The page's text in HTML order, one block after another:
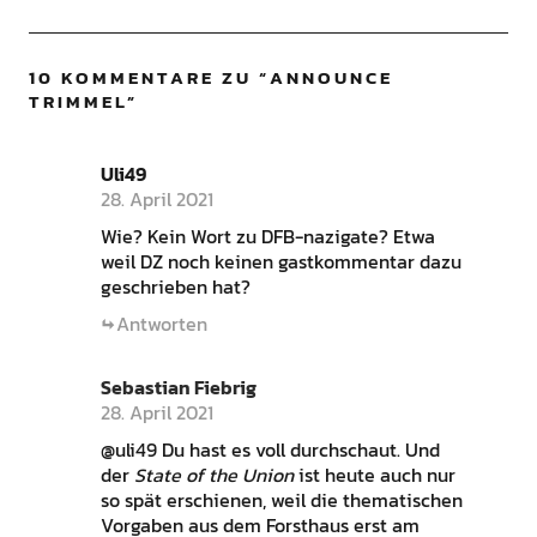
10 KOMMENTARE ZU “ANNOUNCE
TRIMMEL”
Uli49
28. April 2021
Wie? Kein Wort zu DFB-nazigate? Etwa
weil DZ noch keinen gastkommentar dazu
geschrieben hat?
Antworten
Sebastian Fiebrig
28. April 2021
@uli49 Du hast es voll durchschaut. Und
der State of the Unionist heute auch nur
so spät erschienen, weil die thematischen
Vorgaben aus dem Forsthaus erst am